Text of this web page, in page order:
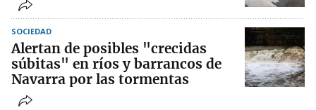
SOCIEDAD
Alertan de posibles "crecidas
súbitas" en ríos y barrancos de
Navarra por las tormentas